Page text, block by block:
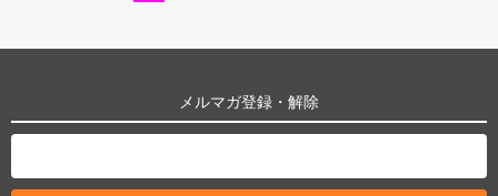
メルマガ登録・解除